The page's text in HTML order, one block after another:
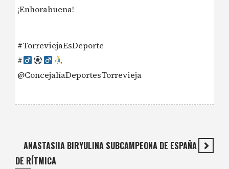
¡Enhorabuena!
#TorreviejaEsDeporte
#‍
@ConcejalíaDeportesTorrevieja
ANASTASIIA BIRYULINA SUBCAMPEONA DE ESPAÑA
DE RÍTMICA